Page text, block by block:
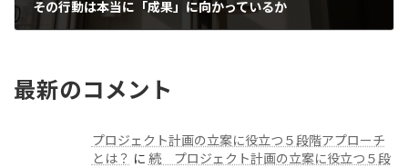
その行動は本当に「成果」に向かっているか
最新のコメント
プロジェクト計画の立案に役立つ５段階アプローチ
とは？ に 続 プロジェクト計画の立案に役立つ５段